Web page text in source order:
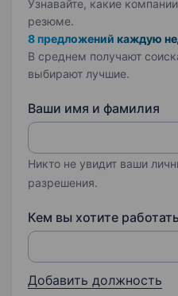
Узнавайте, какие
резюме.
8 предложений каждую
В среднем получают
выбирают лучшие.
Ваши имя и фамилия
Никто не увидит ваши
разрешения.
Кем вы хотите
Добавить должность